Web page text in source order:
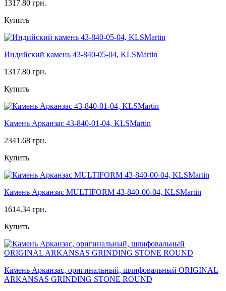
1317.80 грн.
Купить
Индийский камень 43-840-05-04, KLSMartin
1317.80 грн.
Купить
Камень Арканзас 43-840-01-04, KLSMartin
2341.68 грн.
Купить
Камень Арканзас MULTIFORM 43-840-00-04, KLSMartin
1614.34 грн.
Купить
Камень Арканзас, оригинальный, шлифовальный ORIGINAL
ARKANSAS GRINDING STONE ROUND